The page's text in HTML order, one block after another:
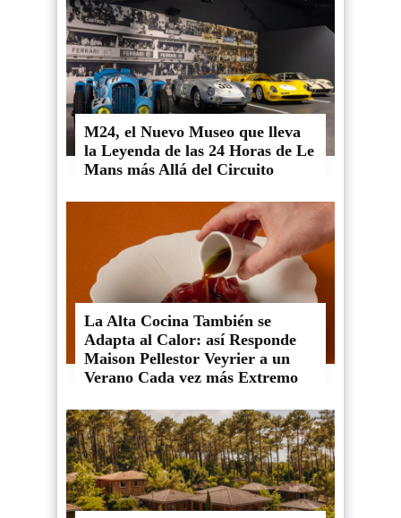
M24, el Nuevo Museo que lleva
la Leyenda de las 24 Horas de Le
Mans más Allá del Circuito
La Alta Cocina También se
Adapta al Calor: así Responde
Maison Pellestor Veyrier a un
Verano Cada vez más Extremo